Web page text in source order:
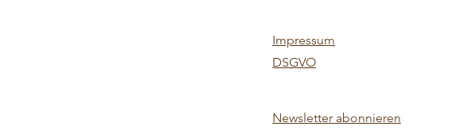
Impressum
DSGVO
Newsletter abonnieren